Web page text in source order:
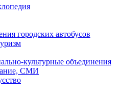
городских автобусов
культурные объединения
СМИ